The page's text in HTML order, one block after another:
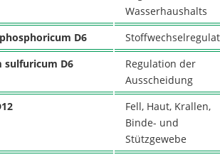
Wasserhaushalts
D6
sulfuricum D6
Regulation der
Ausscheidung
Fell, Haut, Krallen,
Binde- und
Stützgewebe